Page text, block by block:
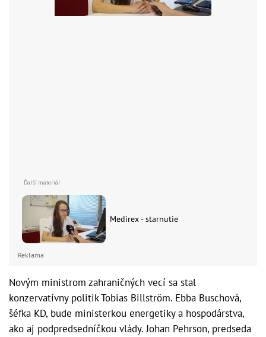
Medirex - starnutie
Reklama
Novým ministrom zahraničných vecí sa stal
konzervatívny politik Tobias Billström. Ebba Buschová,
šéfka KD, bude ministerkou energetiky a hospodárstva,
ako aj podpredsedníčkou vlády. Johan Pehrson, predseda